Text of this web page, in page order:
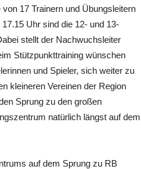
17 Trainern und Übungsleitern
Uhr sind die 12- und 13-
stellt der Nachwuchsleiter
Stützpunkttraining wünschen
und Spieler, sich weiter zu
kleineren Vereinen der Region
Sprung zu den großen
natürlich längst auf dem
auf dem Sprung zu RB